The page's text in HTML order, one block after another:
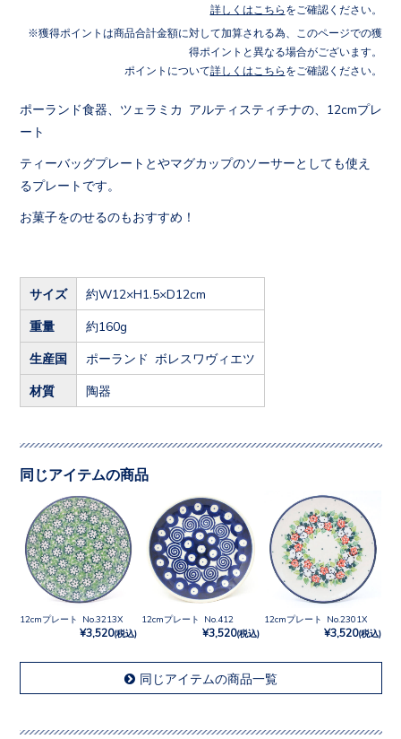
詳しくはこちら をご確認ください。
獲得ポイントは商品合計金額に対して加算される為、このページでの獲
得ポイントと異なる場合がございます。
ポイントについて詳しくはこちら をご確認ください。
ポーランド食器、ツェラミカ アルティスティチナの、12cmプレ
ート
ティーバッグプレートとやマグカップのソーサーとしても使え
るプレートです。
お菓子をのせるのもおすすめ！
サイズ 約W12×H1.5×D12cm
重量 約160g
生産国 ポーランド ボレスワヴィエツ
材質 陶器
同じアイテムの商品
12cmプレート No.3213X
¥3,520(税込)
12cmプレート No.412
¥3,520(税込)
12cmプレート No.2301X
¥3,520(税込)
同じアイテムの商品一覧